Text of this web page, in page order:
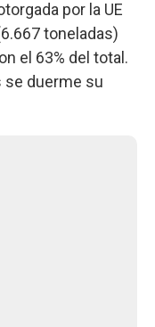
por la UE
toneladas)
el 63% del total.
se duerme su